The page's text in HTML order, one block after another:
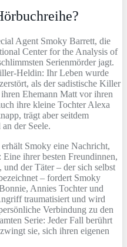
Agent Smoky Barrett, die
Center for the Analysis of
Serienmörder jagt.
Heldin: Ihr Leben wurde
als der sadistische Killer
Ehemann Matt vor ihren
ihre kleine Tochter Alexa
trägt aber seitdem
der Seele.
Smoky eine Nachricht,
ihrer besten Freundinnen,
der Täter – der sich selbst
– fordert Smoky
Annies Tochter und
traumatisiert und wird
Verbindung zu den
Serie: Jeder Fall berührt
sie, sich ihren eigenen